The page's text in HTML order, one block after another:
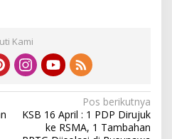
Kami
Pos berikutnya
KSB 16 April : 1 PDP Dirujuk
ke RSMA, 1 Tambahan